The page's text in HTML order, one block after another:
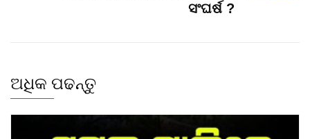
ସଂଘର୍ଷ ?
ଅଧିକ ପଢନ୍ତୁ